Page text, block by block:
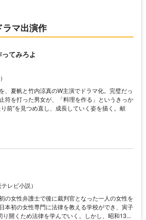
マ出演作
てみろよ
、夏帆と竹内涼真のW主演でドラマ化。完璧だっ
符を打った男女が、「料理を作る」というきっか
前”を見つめ直し、成長していく姿を描く。献
レビ小説）
の女性弁護士で後に裁判官となった一人の女性を
本初の女性専門に法律を教える学校ができ、寅子
り開くため法律を学んでいく。しかし、昭和13...